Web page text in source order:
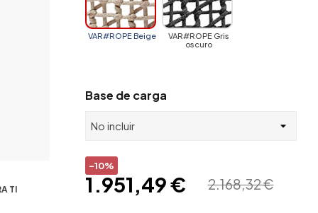
TI
VAR#ROPE Beige
VAR#ROPE Gris
oscuro
Base de carga
-10%
2.168,32 €
1.951,49 €